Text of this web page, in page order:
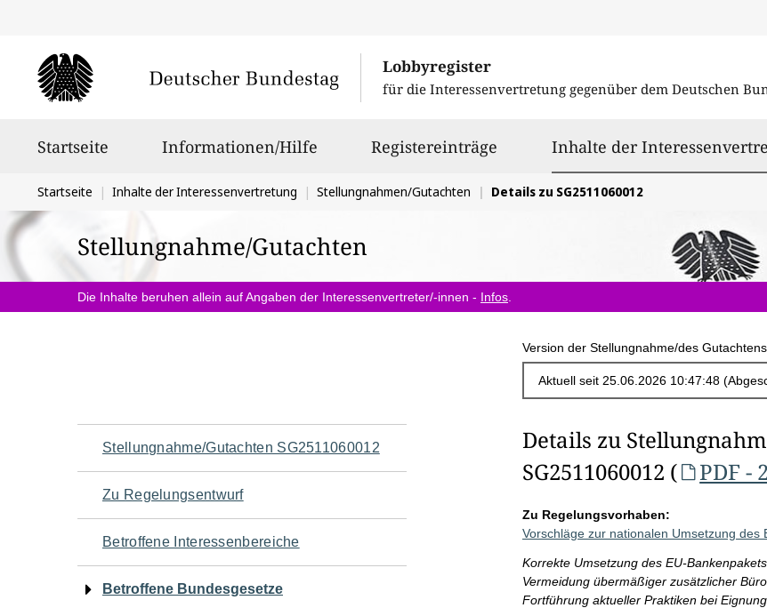
Lobbyregister
für die Interessenvertretung gegenüber dem Deutschen
Startseite Informationen/Hilfe Registereinträge Inhalte der
Sie
befinden
sich
hier:
Startseite Inhalte der Interessenvertretung Stellungnahmen/Gutachten Details zu SG2511060012
Stellungnahme/Gutachten
Die Inhalte beruhen allein auf Angaben der Interessenvertreter/-innen - Infos
Version der Stellungnahme/des Gutachtens
Navigation
für
den
Seiteninhalt
Stellungnahme/Gutachten SG2511060012
Zu Regelungsentwurf
Betroffene Interessenbereiche
Betroffene Bundesgesetze
Details zu
SG2511060012 (
PDF -
Zu Regelungsvorhaben:
Vorschläge zur nationalen Umsetzung des
Korrekte Umsetzung des EU-
Vermeidung übermäßiger zusätzlicher
Fortführung aktueller Praktiken bei